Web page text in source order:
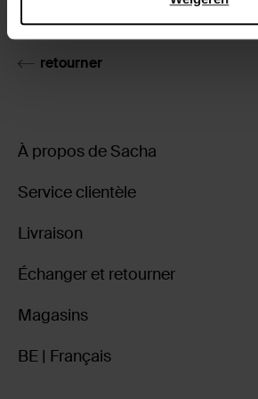
Livraison & retour
retourner
À propos de Sacha
Service clientèle
Livraison
Échanger et retourner
Magasins
BE | Français